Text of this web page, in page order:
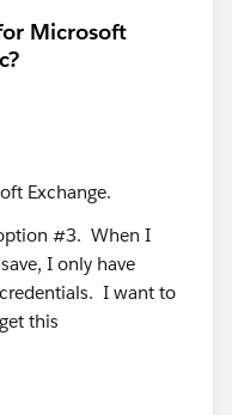
Microsoft
Exchange.
#3. When I
I only have
I want to
this